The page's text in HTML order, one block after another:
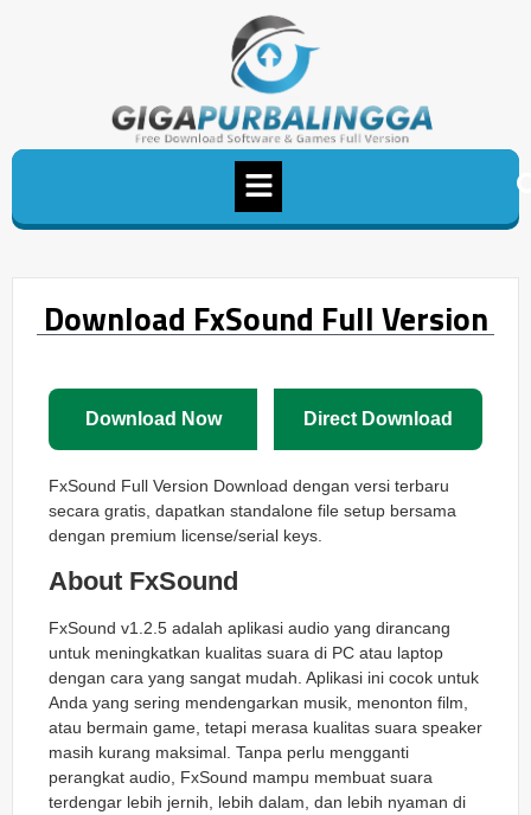
Download FxSound Full Version
Download Now Direct Download
FxSound Full Version Download dengan versi terbaru
secara gratis, dapatkan standalone file setup bersama
dengan premium license/serial keys.
About FxSound
FxSound v1.2.5 adalah aplikasi audio yang dirancang
untuk meningkatkan kualitas suara di PC atau laptop
dengan cara yang sangat mudah. Aplikasi ini cocok untuk
Anda yang sering mendengarkan musik, menonton film,
atau bermain game, tetapi merasa kualitas suara speaker
masih kurang maksimal. Tanpa perlu mengganti
perangkat audio, FxSound mampu membuat suara
terdengar lebih jernih, lebih dalam, dan lebih nyaman di